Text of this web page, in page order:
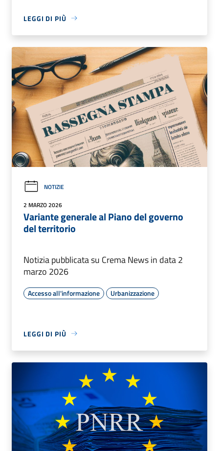
LEGGI DI PIÙ
NOTIZIE
2 MARZO 2026
Variante generale al Piano del governo
del territorio
Notizia pubblicata su Crema News in data 2
marzo 2026
Accesso all'informazione Urbanizzazione
LEGGI DI PIÙ